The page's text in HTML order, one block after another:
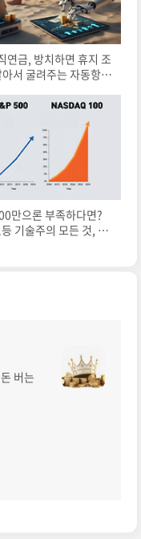
연금, 방치하면 휴지 조
서 굴려주는 자동항법
만으론 부족하다면?
기술주의 모든 것, 나
버는